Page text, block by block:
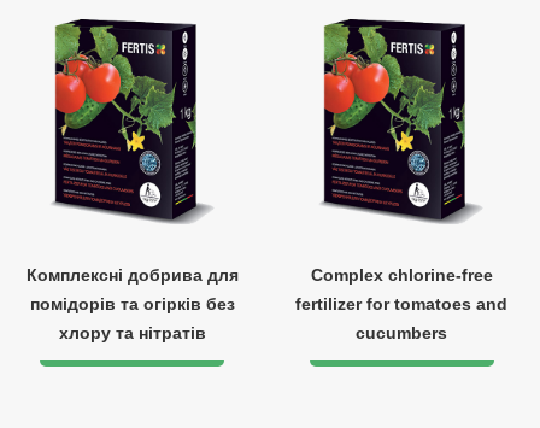
Комплексні добрива для
помідорів та огірків без
хлору та нітратів
Complex chlorine-free
fertilizer for tomatoes and
cucumbers